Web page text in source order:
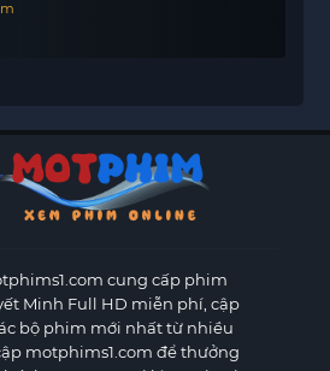
cung cấp phim
Minh Full HD miễn phí, cập
bộ phim mới nhất từ nhiều
motphims1.com để thưởng